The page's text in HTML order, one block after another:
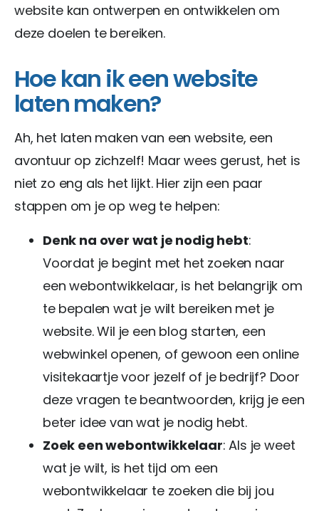
website kan ontwerpen en ontwikkelen om
deze doelen te bereiken.
Hoe kan ik een website
laten maken?
Ah, het laten maken van een website, een
avontuur op zichzelf! Maar wees gerust, het is
niet zo eng als het lijkt. Hier zijn een paar
stappen om je op weg te helpen:
Denk na over wat je nodig hebt:
Voordat je begint met het zoeken naar
een webontwikkelaar, is het belangrijk om
te bepalen wat je wilt bereiken met je
website. Wil je een blog starten, een
webwinkel openen, of gewoon een online
visitekaartje voor jezelf of je bedrijf? Door
deze vragen te beantwoorden, krijg je een
beter idee van wat je nodig hebt.
Zoek een webontwikkelaar: Als je weet
wat je wilt, is het tijd om een
webontwikkelaar te zoeken die bij jou